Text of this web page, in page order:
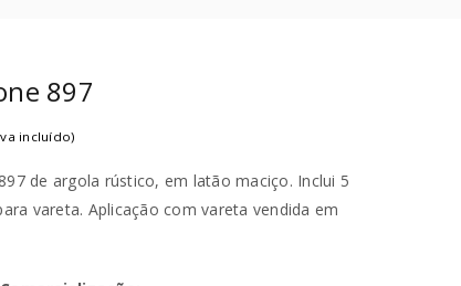
897
incluído)
de argola rústico, em latão maciço. Inclui 5
vareta. Aplicação com vareta vendida em